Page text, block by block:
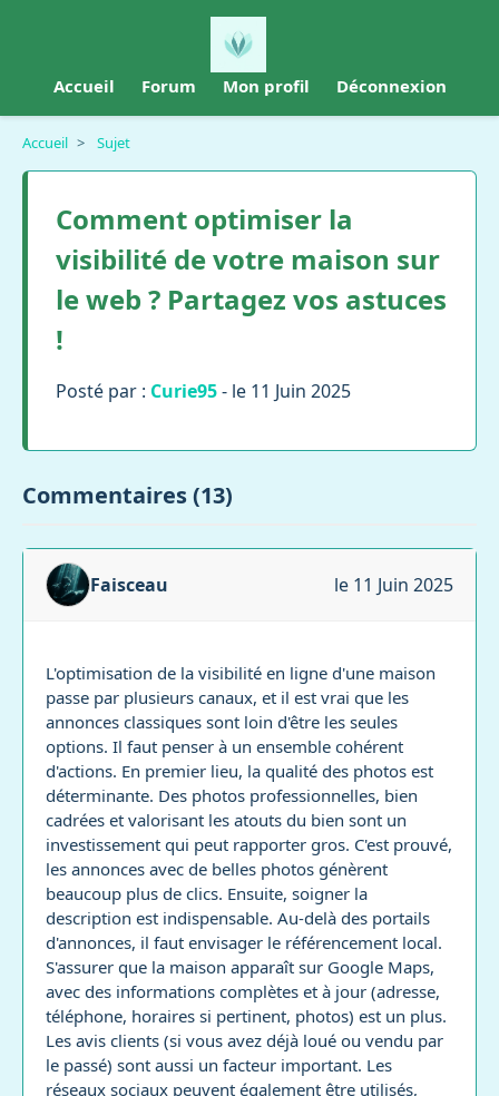
Accueil Forum Mon profil Déconnexion
Accueil > Sujet
Comment optimiser la
visibilité de votre maison sur
le web ? Partagez vos astuces
!
Posté par : Curie95- le 11 Juin 2025
Commentaires (13)
Faisceau le 11 Juin 2025
L'optimisation de la visibilité en ligne d'une maison
passe par plusieurs canaux, et il est vrai que les
annonces classiques sont loin d'être les seules
options. Il faut penser à un ensemble cohérent
d'actions. En premier lieu, la qualité des photos est
déterminante. Des photos professionnelles, bien
cadrées et valorisant les atouts du bien sont un
investissement qui peut rapporter gros. C'est prouvé,
les annonces avec de belles photos génèrent
beaucoup plus de clics. Ensuite, soigner la
description est indispensable. Au-delà des portails
d'annonces, il faut envisager le référencement local.
S'assurer que la maison apparaît sur Google Maps,
avec des informations complètes et à jour (adresse,
téléphone, horaires si pertinent, photos) est un plus.
Les avis clients (si vous avez déjà loué ou vendu par
le passé) sont aussi un facteur important. Les
réseaux sociaux peuvent également être utilisés,